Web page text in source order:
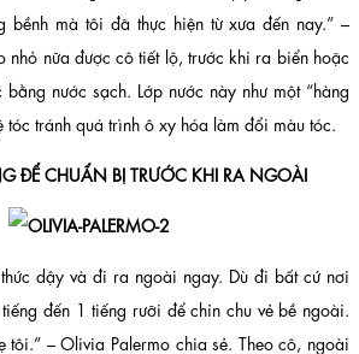
bềnh mà tôi đã thực hiện từ xưa đến nay.” –
nhỏ nữa được cô tiết lộ, trước khi ra biển hoặc
nước sạch. Lớp nước này như một “hàng
tránh quá trình ô xy hóa làm đổi màu tóc.
ĐỂ CHUẨN BỊ TRƯỚC KHI RA NGOÀI
dậy và đi ra ngoài ngay. Dù đi bất cứ nơi
đến 1 tiếng rưỡi để chỉn chu vẻ bề ngoài.
tôi.” – Olivia Palermo chia sẻ. Theo cô, ngoài